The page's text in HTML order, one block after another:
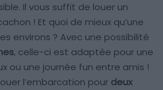
Il vous suffit de louer un
! Et quoi de mieux qu’une
environs ? Avec une possibilité
, celle-ci est adaptée pour une
ou une journée fun entre amis !
l’embarcation pour deux